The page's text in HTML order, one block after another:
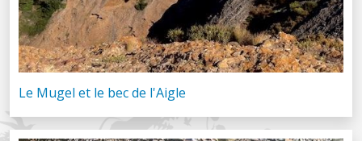
Le Mugel et le bec de l'Aigle